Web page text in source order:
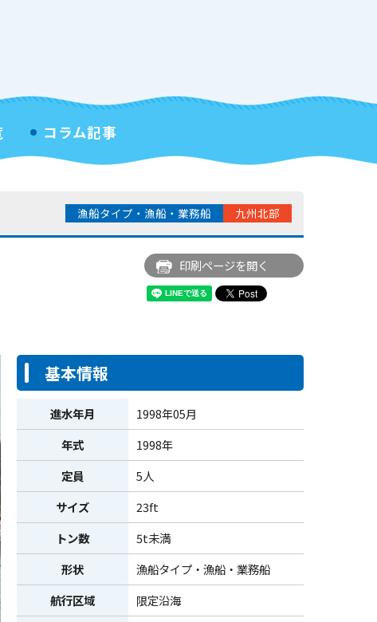
コラム記事
漁船タイプ・漁船・業務船 九州北部
印刷ページを開く
基本情報
進水年月
1998年05月
年式
1998年
定員
5人
サイズ
23ft
トン数
5t未満
形状
漁船タイプ・漁船・業務船
航行区域
限定沿海